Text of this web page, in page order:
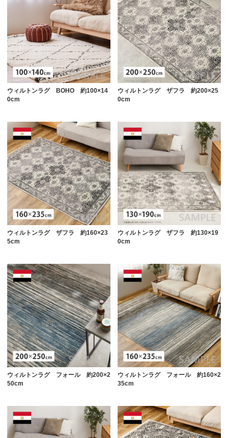
ウィルトンラグ BOHO 約100×14
0cm
ウィルトンラグ ザフラ 約200×25
0cm
ウィルトンラグ ザフラ 約160×23
5cm
ウィルトンラグ ザフラ 約130×19
0cm
ウィルトンラグ フォール 約200×2
50cm
ウィルトンラグ フォール 約160×2
35cm